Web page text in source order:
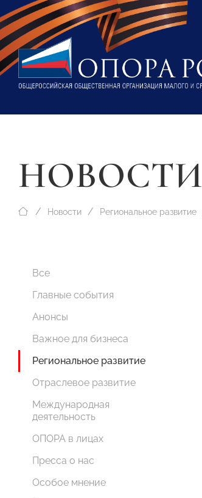
НОВОСТИ
Новости Региональное развитие
Все
Главные события
Анонсы
Важное для бизнеса
Региональное развитие
Отраслевое развитие
Международная
деятельность
ОПОРА в лицах
Пресса о нас
Особое мнение